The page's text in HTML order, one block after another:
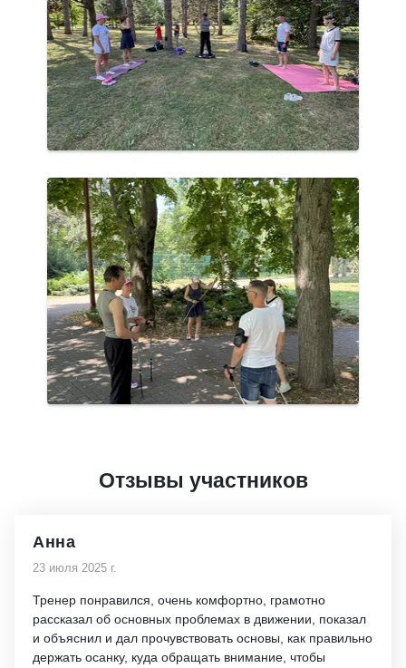
Отзывы участников
Анна
23 июля 2025 г.
Тренер понравился, очень комфортно, грамотно
рассказал об основных проблемах в движении, показал
и объяснил и дал прочувствовать основы, как правильно
держать осанку, куда обращать внимание, чтобы